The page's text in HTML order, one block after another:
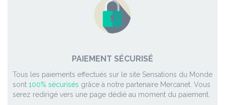
PAIEMENT SÉCURISÉ
Tous les paiements effectués sur le site Sensations du Monde
sont 100% sécurisés grâce à notre partenaire Mercanet. Vous
serez redirigé vers une page dédié au moment du paiement.